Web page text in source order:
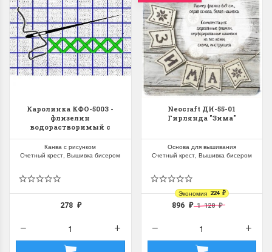
Каролинка КФО-5003 -
флизелин
водорастворимый с
Канва с рисунком
Счетный крест, Вышивка бисером
278 ₽
Neocraft ДИ-55-01
Гирлянда "Зима"
Основа для вышивания
Счетный крест, Вышивка бисером
Экономия 224 ₽
896₽ 1 120₽